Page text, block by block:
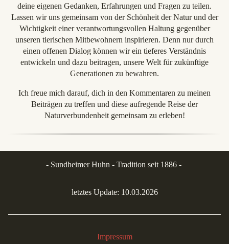
deine eigenen Gedanken, Erfahrungen und Fragen zu teilen.
Lassen wir uns gemeinsam von der Schönheit der Natur und der
Wichtigkeit einer verantwortungsvollen Haltung gegenüber
unseren tierischen Mitbewohnern inspirieren. Denn nur durch
einen offenen Dialog können wir ein tieferes Verständnis
entwickeln und dazu beitragen, unsere Welt für zukünftige
Generationen zu bewahren.
Ich freue mich darauf, dich in den Kommentaren zu meinen
Beiträgen zu treffen und diese aufregende Reise der
Naturverbundenheit gemeinsam zu erleben!
- Sundheimer Huhn - Tradition seit 1886 -
letztes Update: 10.03.2026
Impressum